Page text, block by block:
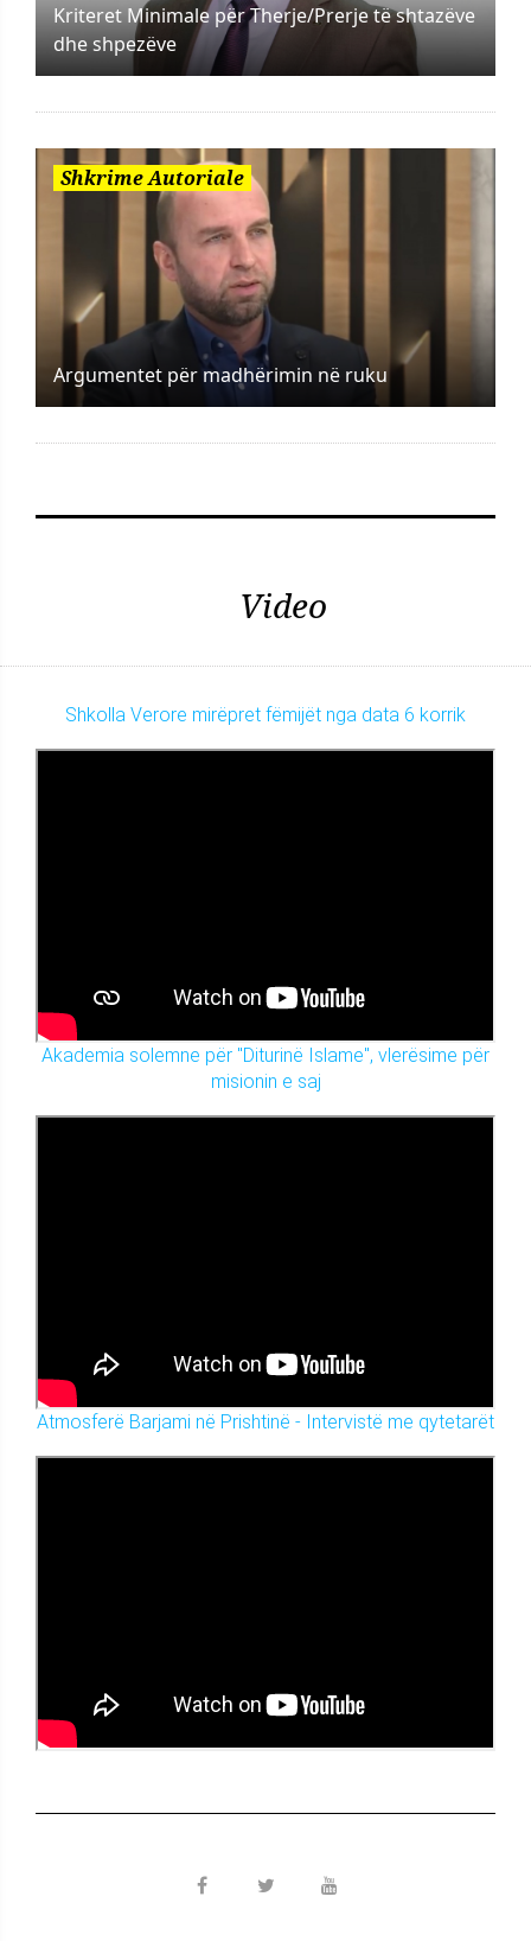
Kriteret Minimale për Therje/Prerje të shtazëve
dhe shpezëve
Shkrime Autoriale
Argumentet për madhërimin në ruku
Video
Shkolla Verore mirëpret fëmijët nga data 6 korrik
Akademia solemne për "Diturinë Islame", vlerësime për
misionin e saj
Atmosferë Barjami në Prishtinë - Intervistë me qytetarët